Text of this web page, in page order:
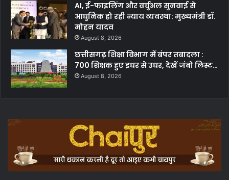
AI, ई-फाइलिंग और वर्चुअल सुनवाई से
आधुनिक हो रही न्याय व्यवस्था: मुख्यमंत्री डॉ.
मोहन यादव
August 8, 2026
छत्तीसगढ़ शिक्षा विभाग में बंपर तबादला :
700 शिक्षक हुए इधर से उधर, देखें जंबो लिस्ट…
August 8, 2026